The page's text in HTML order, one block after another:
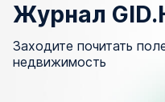
Журнал
Заходите почитать
недвижимость